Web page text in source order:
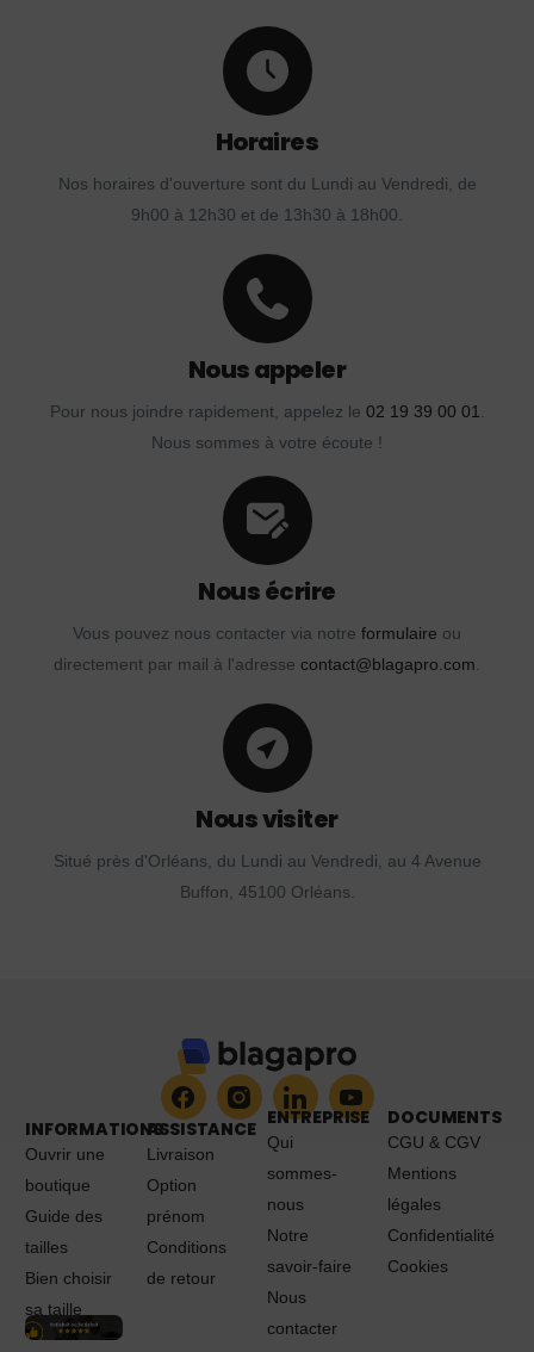
Horaires
Nos horaires d'ouverture sont du Lundi au Vendredi, de
9h00 à 12h30 et de 13h30 à 18h00.
Nous appeler
Pour nous joindre rapidement, appelez le 02 19 39 00 01.
Nous sommes à votre écoute !
Nous écrire
Vous pouvez nous contacter via notre formulaire ou
directement par mail à l'adresse contact@blagapro.com.
Nous visiter
Situé près d'Orléans, du Lundi au Vendredi, au 4 Avenue
Buffon, 45100 Orléans.
INFORMATIONS
Ouvrir une
boutique
Guide des
tailles
Bien choisir
sa taille
ASSISTANCE
Livraison
Option
prénom
Conditions
de retour
ENTREPRISE
Qui
sommes-
nous
Notre
savoir-faire
Nous
contacter
DOCUMENTS
CGU & CGV
Mentions
légales
Confidentialité
Cookies